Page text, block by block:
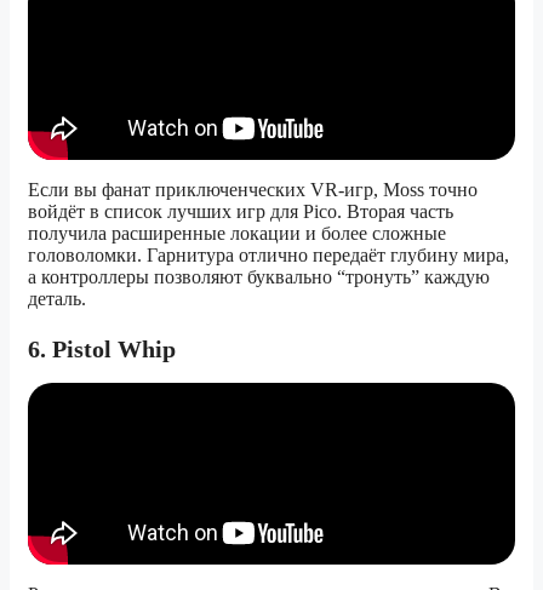
Если вы фанат приключенческих VR-игр, Moss точно
войдёт в список лучших игр для Pico. Вторая часть
получила расширенные локации и более сложные
головоломки. Гарнитура отлично передаёт глубину мира,
а контроллеры позволяют буквально “тронуть” каждую
деталь.
6. Pistol Whip